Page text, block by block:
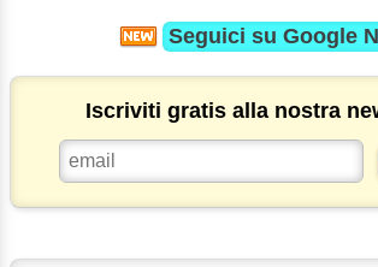
Seguici su Google
Iscriviti gratis alla nostra